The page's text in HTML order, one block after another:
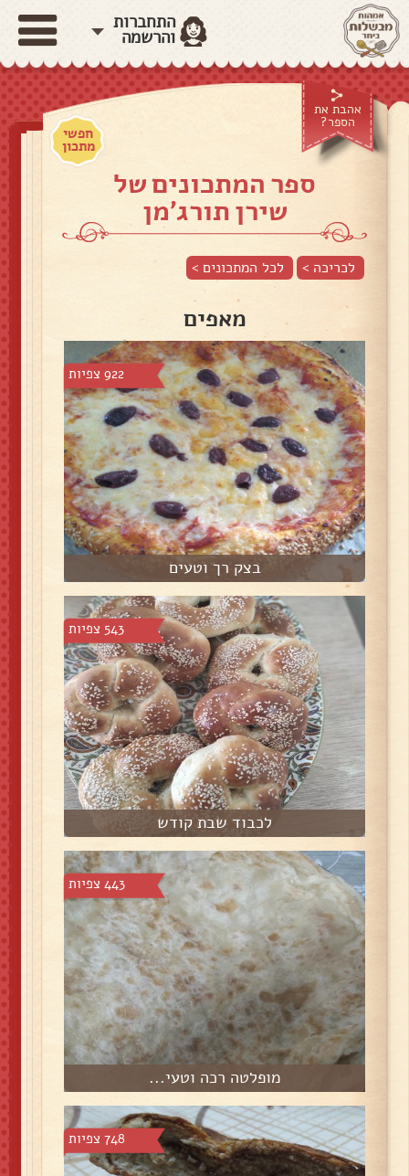
התחברות
והרשמה
אהבת את
הספר?
חפשי
מתכון
ספר המתכונים של
שירן תורג'מן
לכריכה > לכל המתכונים >
מאפים
922 צפיות
בצק רך וטעים
543 צפיות
לכבוד שבת קודש
443 צפיות
מופלטה רכה וטעי...
748 צפיות